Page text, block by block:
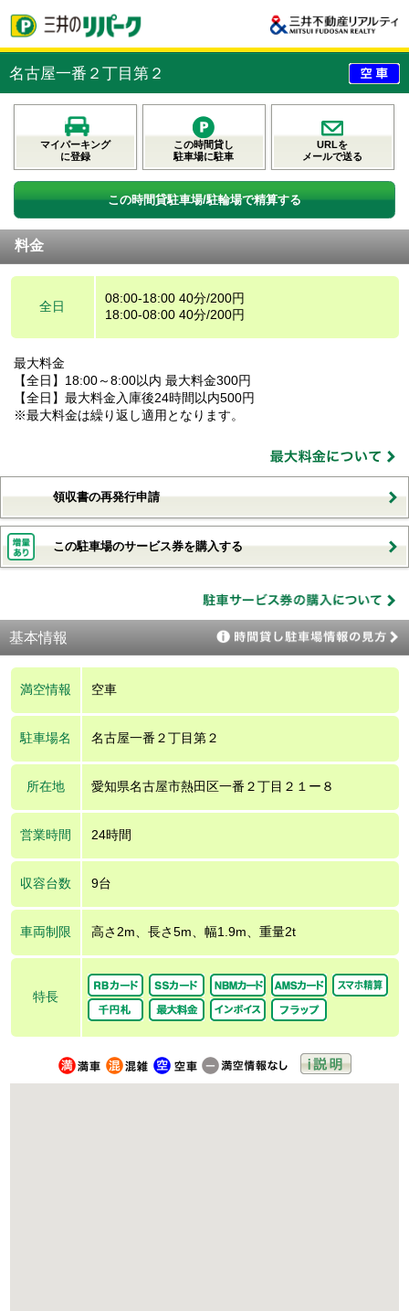
名古屋一番２丁目第２
マイパーキング
に登録
この時間貸し
駐車場に駐車
URLを
メールで送る
この時間貸駐車場/駐輪場で精算する
料金
全日
08:00-18:00 40分/200円
18:00-08:00 40分/200円
最大料金
【全日】18:00～8:00以内 最大料金300円
【全日】最大料金入庫後24時間以内500円
※最大料金は繰り返し適用となります。
領収書の再発行申請
この駐車場のサービス券を購入する
基本情報
満空情報 空車
駐車場名 名古屋一番２丁目第２
所在地 愛知県名古屋市熱田区一番２丁目２１ー８
営業時間 24時間
収容台数 9台
車両制限 高さ2m、長さ5m、幅1.9m、重量2t
特長